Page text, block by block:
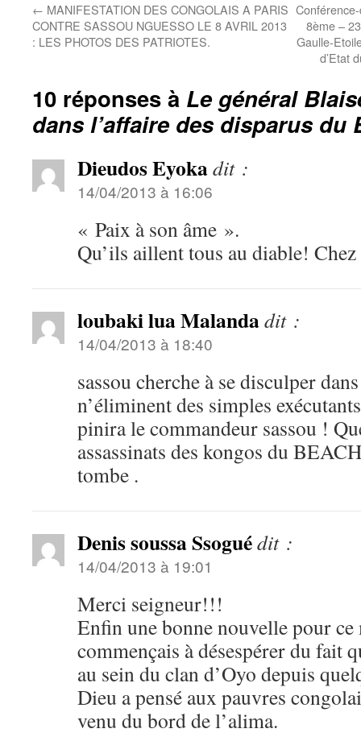
← MANIFESTATION DES CONGOLAIS A PARIS
CONTRE SASSOU NGUESSO LE 8 AVRIL 2013
: LES PHOTOS DES PATRIOTES.
8ème –
Gaulle-
d’Etat
10 réponses à Le général
dans l’affaire des disparus du
Dieudos Eyokadit :
14/04/2013 à 16:06
« Paix à son âme ».
Qu’ils aillent tous au diable!
loubaki lua Malandadit :
14/04/2013 à 18:40
sassou cherche à se disculper
n’éliminent des simples
pinira le commandeur sassou !
assassinats des kongos du
tombe .
Denis soussa Ssoguédit :
14/04/2013 à 19:01
Merci seigneur!!!
Enfin une bonne nouvelle pour ce
commençais à désespérer du fait
au sein du clan d’Oyo depuis
Dieu a pensé aux pauvres
venu du bord de l’alima.